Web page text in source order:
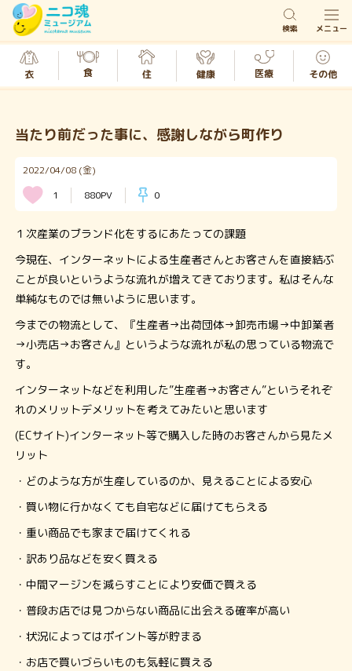
検索 メニュー
衣 食 住 健康 医療 その他
当たり前だった事に、感謝しながら町作り
2022/04/08 (金)
1
880PV 0
１次産業のブランド化をするにあたっての課題
今現在、インターネットによる生産者さんとお客さんを直接結ぶ
ことが良いというような流れが増えてきております。私はそんな
単純なものでは無いように思います。
今までの物流として、『生産者→出荷団体→卸売市場→中卸業者
→小売店→お客さん』というような流れが私の思っている物流で
す。
インターネットなどを利用した”生産者→お客さん”というそれぞ
れのメリットデメリットを考えてみたいと思います
(ECサイト)インターネット等で購入した時のお客さんから見たメ
リット
・どのような方が生産しているのか、見えることによる安心
・買い物に行かなくても自宅などに届けてもらえる
・重い商品でも家まで届けてくれる
・訳あり品などを安く買える
・中間マージンを減らすことにより安価で買える
・普段お店では見つからない商品に出会える確率が高い
・状況によってはポイント等が貯まる
・お店で買いづらいものも気軽に買える